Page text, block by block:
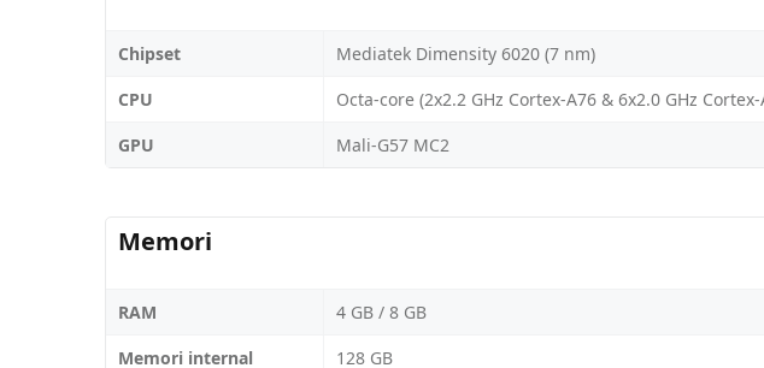
Chipset
Mediatek Dimensity 6020 (7 nm)
CPU
Octa-core (2x2.2 GHz Cortex-A76 & 6x2.0 GHz Cortex-
GPU
Mali-G57 MC2
Memori
RAM
4 GB / 8 GB
Memori internal
128 GB